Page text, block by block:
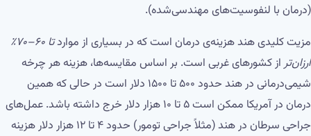
(درمان با لنفوسیت‌های مهندسی‌شده).
مزیت کلیدی هند هزینه‌ی درمان است که در بسیاری از موارد
تا ۶۰–۷۰٪
ارزان‌تراز کشورهای غربی است. بر اساس مقایسه‌ها، هزینه هر چرخه
شیمی‌درمانی در هند حدود ۵۰۰ تا ۱۵۰۰ دلار است در حالی که همین
درمان در آمریکا ممکن است ۵ تا ۱۰ هزار دلار خرج داشته باشد. عمل‌های
جراحی سرطان در هند (مثلاً جراحی تومور) حدود ۴ تا ۱۲ هزار دلار هزینه